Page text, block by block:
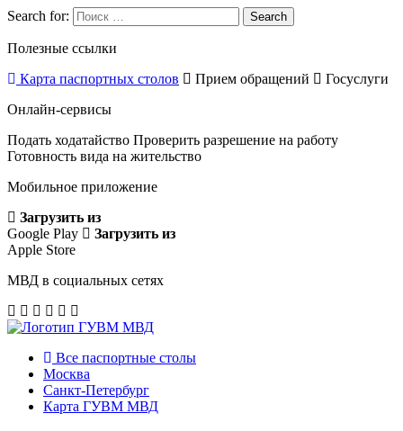
Search for: Search
Полезные ссылки
Карта паспортных столов
Прием обращений
Госуслуги
Онлайн-сервисы
Подать ходатайство Проверить разрешение на работу
Готовность вида на жительство
Мобильное приложение
Загрузить из
Google Play
Загрузить из
Apple Store
МВД в социальных сетях
Все паспортные столы
Москва
Санкт-Петербург
Карта ГУВМ МВД